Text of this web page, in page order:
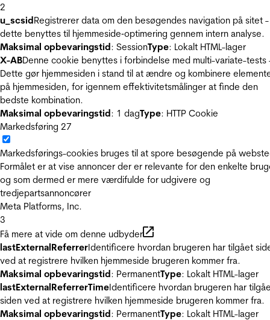
2
u_scsidRegistrerer data om den besøgendes navigation på sitet -
dette benyttes til hjemmeside‐optimering gennem intern analyse.
Maksimal opbevaringstid: SessionType: Lokalt HTML-lager
X-ABDenne cookie benyttes i forbindelse med multi-variate-tests
Dette gør hjemmesiden i stand til at ændre og kombinere
på hjemmesiden, for igennem effektivitetsmålinger at finde den
bedste kombination.
Maksimal opbevaringstid: 1 dagType: HTTP Cookie
Markedsføring 27
Markedsførings-cookies bruges til at spore besøgende på
Formålet er at vise annoncer der er relevante for den enkelte
og som dermed er mere værdifulde for udgivere og
tredjepartsannoncører
Meta Platforms, Inc.
3
Få mere at vide om denne udbyder
lastExternalReferrerIdentificere hvordan brugeren har tilgået
ved at registrere hvilken hjemmeside brugeren kommer fra.
Maksimal opbevaringstid: PermanentType: Lokalt HTML-lager
lastExternalReferrerTimeIdentificere hvordan brugeren har
siden ved at registrere hvilken hjemmeside brugeren kommer fra.
Maksimal opbevaringstid: PermanentType: Lokalt HTML-lager